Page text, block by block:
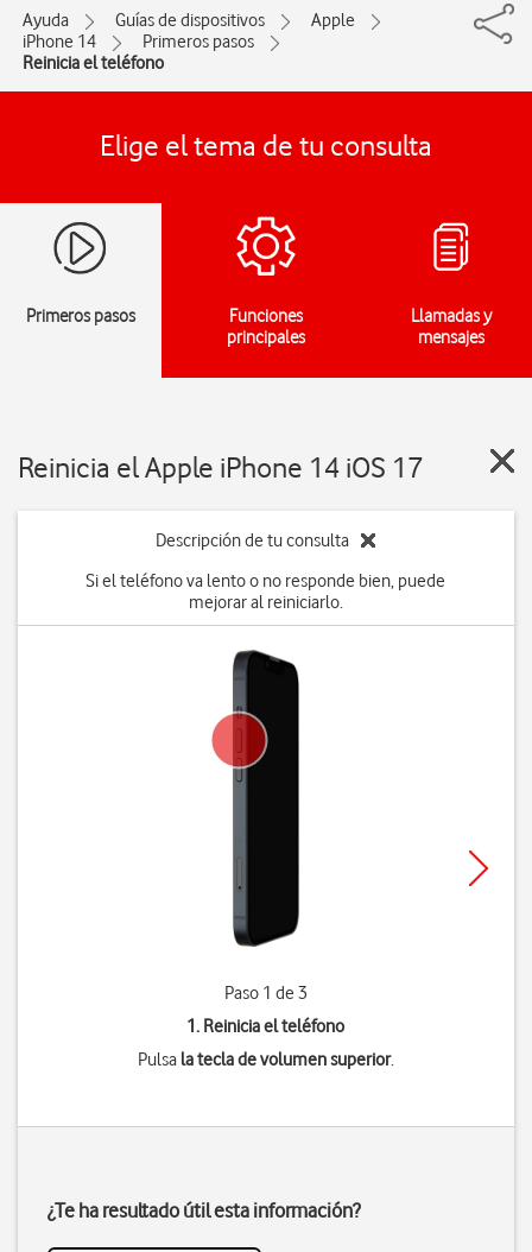
Ayuda Guías de dispositivos
Apple
iPhone 14
Primeros pasos
Reinicia el teléfono
Elige el tema de tu consulta
Primeros pasos
Funciones
principales
Llamadas y
mensajes
Reinicia el Apple iPhone 14 iOS 17
Descripción de tu consulta
Si el teléfono va lento o no responde bien, puede
mejorar al reiniciarlo.
Paso 1 de 3
1. Reinicia el teléfono
Pulsa la tecla de volumen superior.
¿Te ha resultado útil esta información?